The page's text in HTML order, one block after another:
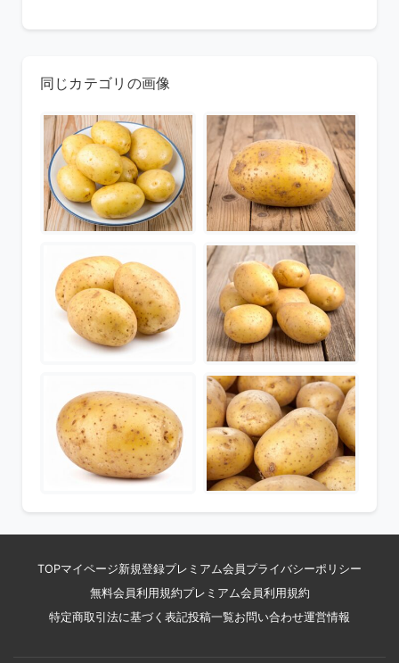
同じカテゴリの画像
TOPマイページ新規登録プレミアム会員 プライバシーポリシー
無料会員利用規約プレミアム会員利用規約
特定商取引法に基づく表記投稿一覧お問い合わせ運営情報